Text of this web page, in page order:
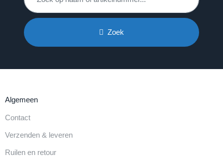
Zoek
Algemeen
Contact
Verzenden & leveren
Ruilen en retour